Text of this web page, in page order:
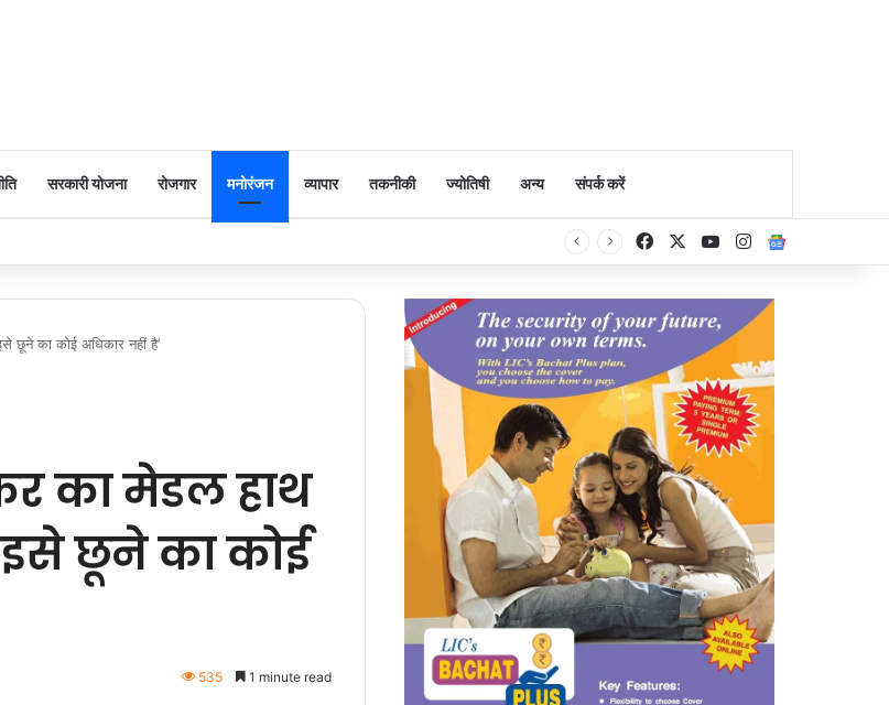
सरकारी योजना रोजगार मनोरंजन व्यापार तकनीकी ज्योतिषी अन्य संपर्क करें
FacebookYouTubeInstagram
छूने का कोई अधिकार नहीं है’
का मेडल हाथ
इसे छूने का कोई
535 1 minute read